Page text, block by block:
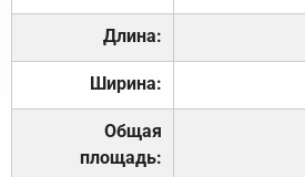
Длина:
Ширина:
Общая
площадь: